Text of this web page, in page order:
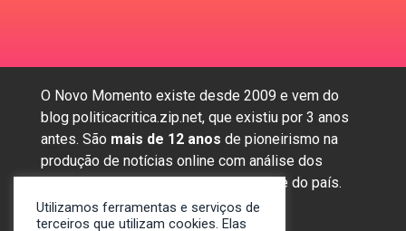
O Novo Momento existe desde 2009 e vem do
blog politicacritica.zip.net, que existiu por 3 anos
antes. São mais de 12 anos de pioneirismo na
produção de notícias online com análise dos
assuntos mais importantes da região e do país.
Utilizamos ferramentas e serviços de
terceiros que utilizam cookies. Elas